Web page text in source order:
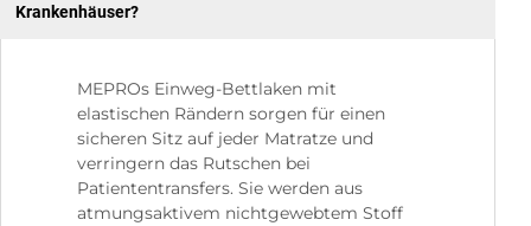
Krankenhäuser?
MEPROs Einweg-Bettlaken mit
elastischen Rändern sorgen für einen
sicheren Sitz auf jeder Matratze und
verringern das Rutschen bei
Patiententransfers. Sie werden aus
atmungsaktivem nichtgewebtem Stoff